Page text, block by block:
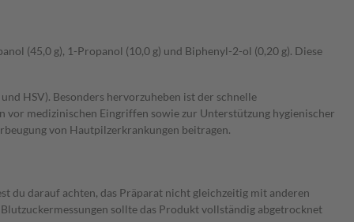
(45,0 g), 1-Propanol (10,0 g) und Biphenyl-2-ol (0,20 g). Diese
HSV). Besonders hervorzuheben ist der schnelle
medizinischen Eingriffen sowie zur Unterstützung hygienischer
von Hautpilzerkrankungen beitragen.
darauf achten, das Präparat nicht gleichzeitig mit anderen
sollte das Produkt vollständig abgetrocknet